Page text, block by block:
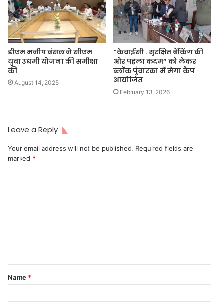
डीएम मनीष बंसल ने सीएम
युवा उद्यमी योजना की समीक्षा
की
August 14, 2025
“केवाईसी : सुरक्षित बैंकिंग की
ओर पहला कदम” को लेकर
ब्लॉक पुंवारका में मेगा कैंप
आयोजित
February 13, 2026
Leave a Reply
Your email address will not be published. Required fields are
marked *
t
*
Name *